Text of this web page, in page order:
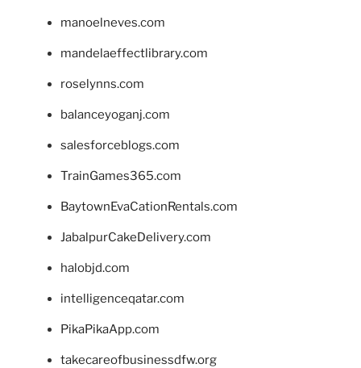
manoelneves.com
mandelaeffectlibrary.com
roselynns.com
balanceyoganj.com
salesforceblogs.com
TrainGames365.com
BaytownEvaCationRentals.com
JabalpurCakeDelivery.com
halobjd.com
intelligenceqatar.com
PikaPikaApp.com
takecareofbusinessdfw.org